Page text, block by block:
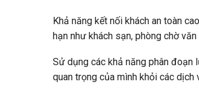
Khả năng kết nối khách an toàn
hạn như khách sạn, phòng chờ
Sử dụng các khả năng phân đoạn
quan trọng của mình khỏi các